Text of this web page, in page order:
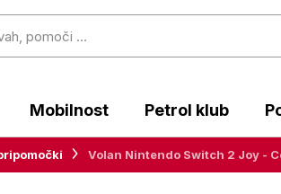
Mobilnost Petrol klub
Volan Nintendo Switch 2 Joy -